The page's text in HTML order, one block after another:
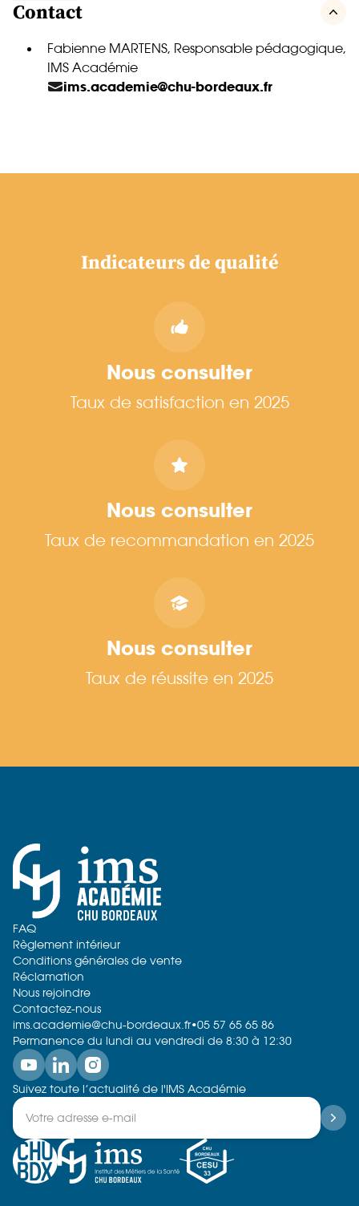
Contact
Fabienne MARTENS, Responsable pédagogique,
IMS Académie
ims.academie@chu-bordeaux.fr
Indicateurs de qualité
Nous consulter
Taux de satisfaction en 2025
Nous consulter
Taux de recommandation en 2025
Nous consulter
Taux de réussite en 2025
FAQ
Règlement intérieur
Conditions générales de vente
Réclamation
Nous rejoindre
Contactez-nous
ims.academie@chu-bordeaux.fr•05 57 65 65 86
Permanence du lundi au vendredi de 8:30 à 12:30
Suivez toute l’actualité de l'IMS Académie